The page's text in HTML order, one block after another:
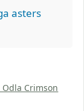
asters
Crimson